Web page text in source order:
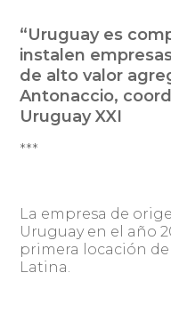
“Uruguay es
instalen
de alto valor
Antonaccio,
Uruguay XXI
***
La empresa de
Uruguay en el año
primera locación
Latina.